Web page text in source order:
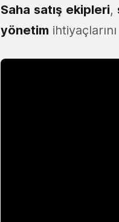
Saha satış ekipleri,
yönetim